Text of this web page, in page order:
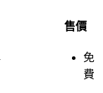
售價
免
費